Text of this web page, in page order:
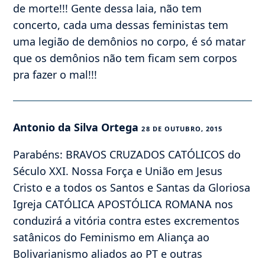
de morte!!! Gente dessa laia, não tem
concerto, cada uma dessas feministas tem
uma legião de demônios no corpo, é só matar
que os demônios não tem ficam sem corpos
pra fazer o mal!!!
Antonio da Silva Ortega28 DE OUTUBRO, 2015
Parabéns: BRAVOS CRUZADOS CATÓLICOS do
Século XXI. Nossa Força e União em Jesus
Cristo e a todos os Santos e Santas da Gloriosa
Igreja CATÓLICA APOSTÓLICA ROMANA nos
conduzirá a vitória contra estes excrementos
satânicos do Feminismo em Aliança ao
Bolivarianismo aliados ao PT e outras